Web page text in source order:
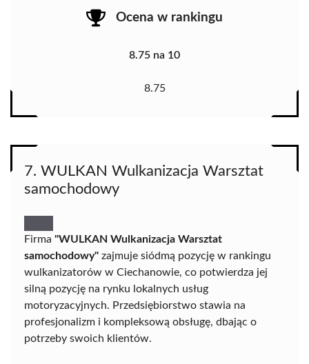
Ocena w rankingu
8.75 na 10
8.75
7. WULKAN Wulkanizacja Warsztat
samochodowy
Firma "WULKAN Wulkanizacja Warsztat
samochodowy" zajmuje siódmą pozycję w rankingu
wulkanizatorów w Ciechanowie, co potwierdza jej
silną pozycję na rynku lokalnych usług
motoryzacyjnych. Przedsiębiorstwo stawia na
profesjonalizm i kompleksową obsługę, dbając o
potrzeby swoich klientów.